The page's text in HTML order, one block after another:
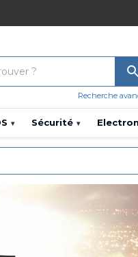
Recherche
▾ Sécurité ▾